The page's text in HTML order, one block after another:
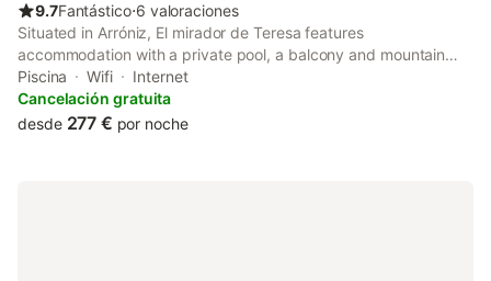
9.7Fantástico⋅6 valoraciones
Situated in Arróniz, El mirador de Teresa features
accommodation with a private pool, a balcony and mountain
views. This property offers access to a terrace, free private
parking and free WiFi.
Piscina Wifi
Internet
Cancelación gratuita
desde 277 € por noche